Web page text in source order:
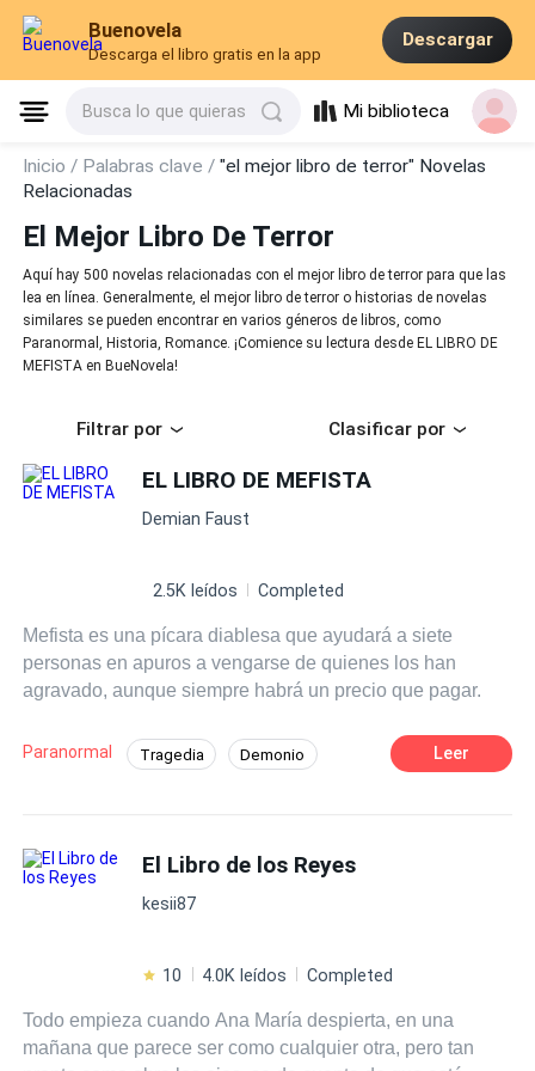
Buenovela
Descarga el libro gratis en la app
Descargar
Busca lo que quieras Mi biblioteca
Inicio / Palabras clave /"el mejor libro de terror" Novelas
Relacionadas
El Mejor Libro De Terror
Aquí hay 500 novelas relacionadas con el mejor libro de terror para que las
lea en línea. Generalmente, el mejor libro de terror o historias de novelas
similares se pueden encontrar en varios géneros de libros, como
Paranormal, Historia, Romance. ¡Comience su lectura desde EL LIBRO DE
MEFISTA en BueNovela!
Filtrar por Clasificar por
EL LIBRO DE MEFISTA
Demian Faust
2.5K leídos Completed
Mefista es una pícara diablesa que ayudará a siete
personas en apuros a vengarse de quienes los han
agravado, aunque siempre habrá un precio que pagar.
Paranormal Tragedia Demonio Leer
El Libro de los Reyes
kesii87
10 4.0K leídos Completed
Todo empieza cuando Ana María despierta, en una
mañana que parece ser como cualquier otra, pero tan